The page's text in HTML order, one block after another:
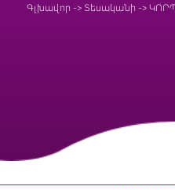
Գլխավոր -> Տեսականի ->